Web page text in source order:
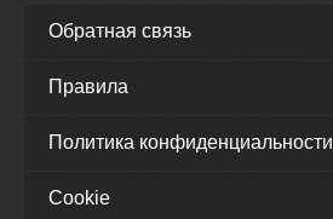
Обратная связь
Правила
Политика конфиденциальности
Cookie